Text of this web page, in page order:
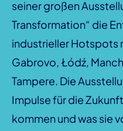
seiner großen
Transformation“ die
industrieller Hotspots
Gabrovo, Łódź,
Tampere. Die
Impulse für die
kommen und was sie